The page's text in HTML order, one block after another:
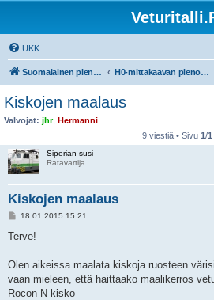
UKK
Suomalainen pienoisrautatiefoorumi H0-mittakaavan pienoisrautatiet
Kiskojen maalaus
Valvojat: jhr, Hermanni
9 viestiä • Sivu 1/1
Siperian susi
Ratavartija
Kiskojen maalaus
V
e
i
18.01.2015 15:21
Terve!
Olen aikeissa maalata kiskoja ruosteen
vaan mieleen, että haittaako maalikerros
Rocon N kisko